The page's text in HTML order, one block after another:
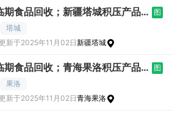
期食品回收；新疆塔城积压产品
图
塔城
新于2025年11月02日新疆塔城
期食品回收；青海果洛积压产品
图
果洛
新于2025年11月02日青海果洛